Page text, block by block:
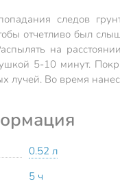
следов
отчетливо был
на
5-10 минут.
лучей. Во время
0.52 л
5 ч